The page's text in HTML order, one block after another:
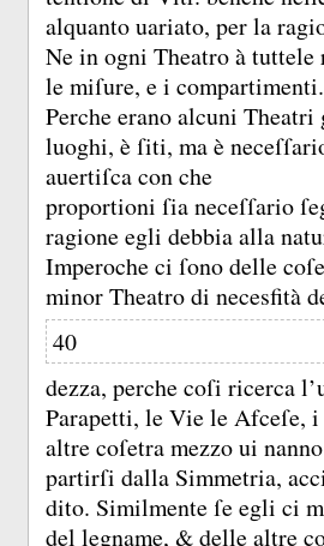
alquanto uariato, per la
Ne in ogni Theatro à
le miſure, e i compartimenti.
Perche erano alcuni
luoghi, è ſiti, ma è
auertiſca con che
proportioni ſia neceſſario
ragione egli debbia alla
Imperoche ci ſono delle
minor Theatro di necesfità
40
dezza, perche coſi ricerca
Parapetti, le Vie le
altre coſetra mezzo ui
partirſi dalla Simmetria,
dito. Similmente ſe egli ci
del legname, &delle altre